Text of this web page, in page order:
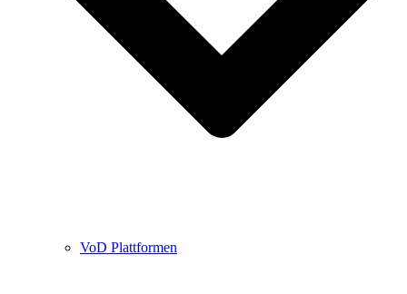
VoD Plattformen